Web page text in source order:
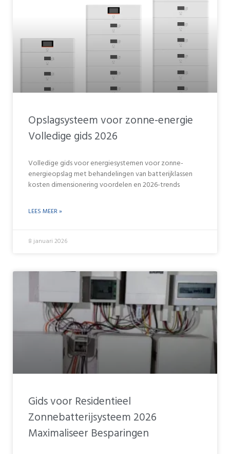
Opslagsysteem voor zonne-energie
Volledige gids 2026
Volledige gids voor energiesystemen voor zonne-
energieopslag met behandelingen van batterijklassen
kosten dimensionering voordelen en 2026-trends
LEES MEER »
8 januari 2026
Gids voor Residentieel
Zonnebatterijsysteem 2026
Maximaliseer Besparingen